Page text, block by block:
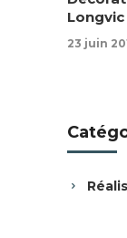
Longvic
23 juin